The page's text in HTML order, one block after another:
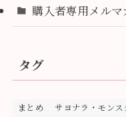
購入者専用メルマ
タグ
まとめ サヨナラ・モンス